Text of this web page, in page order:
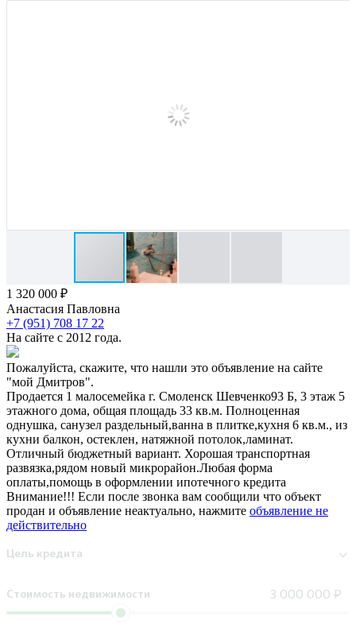
1 320 000 ₽
Анастасия Павловна
+7 (951) 708 17 22
На сайте с 2012 года.
Пожалуйста, скажите, что нашли это объявление на сайте
"мой Дмитров".
Продается 1 малосемейка г. Смоленск Шевченко93 Б, 3 этаж 5
этажного дома, общая площадь 33 кв.м. Полноценная
однушка, санузел раздельный,ванна в плитке,кухня 6 кв.м., из
кухни балкон, остеклен, натяжной потолок,ламинат.
Отличный бюджетный вариант. Хорошая транспортная
развязка,рядом новый микрорайон.Любая форма
оплаты,помощь в оформлении ипотечного кредита
Внимание!!! Если после звонка вам сообщили что объект
продан и объявление неактуально, нажмите объявление не
действительно
Цель кредита
Стоимость недвижимости